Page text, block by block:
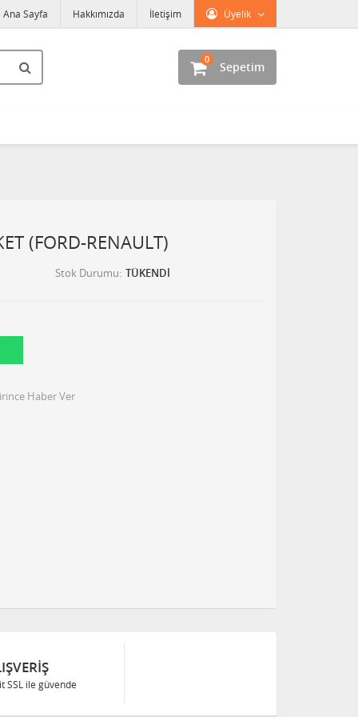
Üyelik
Ana Sayfa Hakkımızda İletişim
Sepetim
0
(FORD-RENAULT)
Stok Durumu TÜKENDİ
Haber Ver
SSL ile güvende